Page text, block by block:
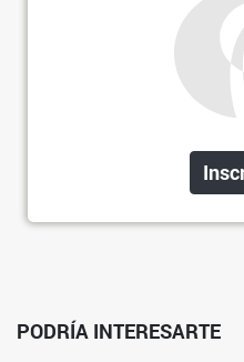
PODRÍA INTERESARTE